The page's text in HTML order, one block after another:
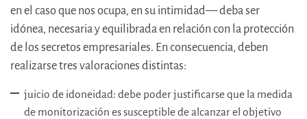
en el caso que nos ocupa, en su intimidad— deba ser
idónea, necesaria y equilibrada en relación con la protección
de los secretos empresariales. En consecuencia, deben
realizarse tres valoraciones distintas:
juicio de idoneidad: debe poder justificarse que la medida
de monitorización es susceptible de alcanzar el objetivo